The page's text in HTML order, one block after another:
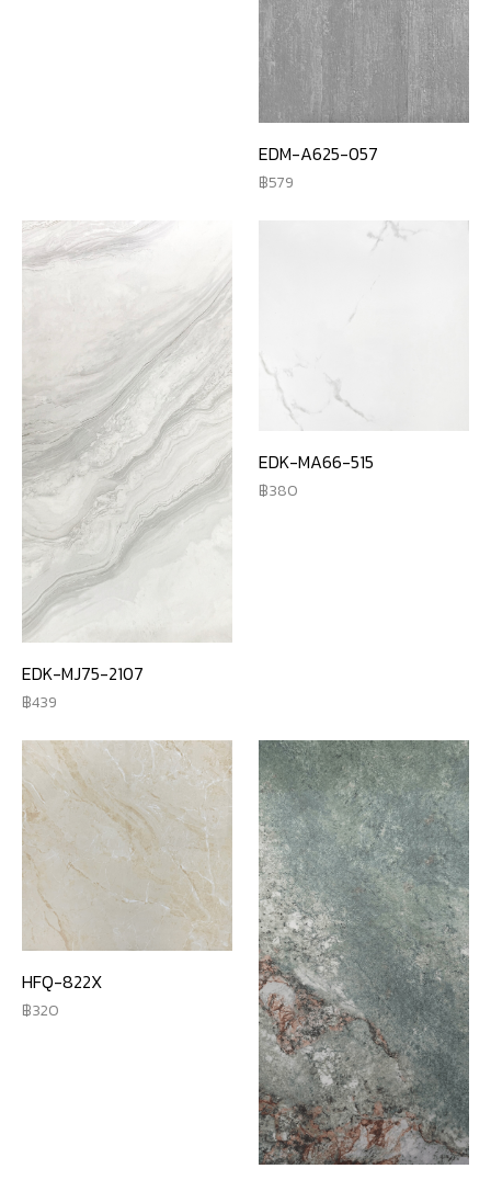
EDM-A625-057
579
EDK-MJ75-2107
439
EDK-MA66-515
380
HFQ-822X
320